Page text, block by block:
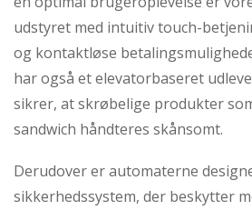
udstyret med intuitiv touch-
og kontaktløse
har også et elevatorbaseret
sikrer, at skrøbelige produkter
sandwich håndteres skånsomt.
Derudover er automaterne
sikkerhedssystem, der beskytter